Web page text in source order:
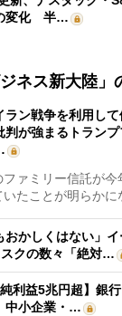
変化 半…
ネス新大陸」
ラン戦争を利用し
判が強まるトラン
ァミリー信託が今
たことが明らかに
おかしくはない」
クの数々「絶対…
純利益5兆円超】銀
中小企業・…